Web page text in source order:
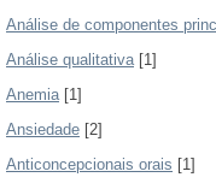
Análise de componentes
Análise qualitativa[1]
Anemia[1]
Ansiedade [2]
Anticoncepcionais orais [1]